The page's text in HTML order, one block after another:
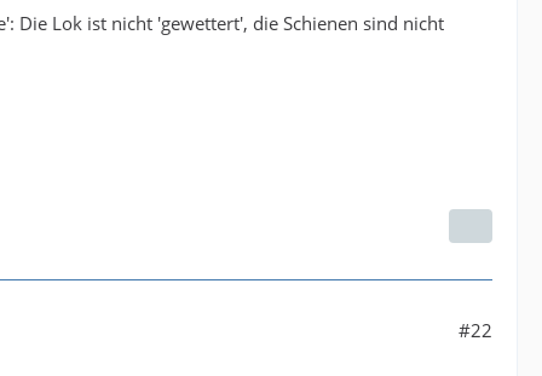
Die Lok ist nicht 'gewettert', die Schienen sind nicht
#22